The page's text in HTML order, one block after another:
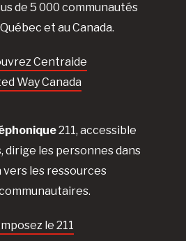
de 5 000 communautés
et au Canada.
Centraide
Way Canada
211, accessible
dirige les personnes dans
vers les ressources
le 211